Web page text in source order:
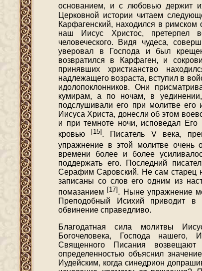
основанием, и с любовью держит
Церковной истории читаем
Карфагенский, находился в
наш Иисус Христос, претерпел
человеческого. Видя чудеса,
уверовал в Господа и был
возвратился в Карфаген, и
принявших христианство
надлежащего возраста, вступил в
идолопоклонников. Они
кумирам, а по ночам, в
подслушивали его при молитве его
Иисуса Христа, донесли об этом
и при темноте ночи, исповедал Его
кровью
[15]. Писатель V века,
упражнение в этой молитве очень
времени более и более
поддержать его. Последний
Серафим Саровский. Не сам старец
записаны со слов его одним из
помазанием [17] . Ныне упражнение
Преподобный Исихий приводит в
обвинение справедливо.
Благодатная сила молитвы
Богочеловека, Господа нашего,
Священного Писания
определенностью объяснил
Иудейским, когда синедрион